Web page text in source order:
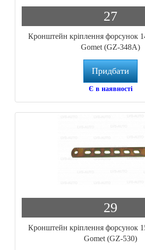
27
Кронштейн кріплення форсунок
Gomet (GZ-348A)
Придбати
Є в наявності
29
Кронштейн кріплення форсунок
Gomet (GZ-530)